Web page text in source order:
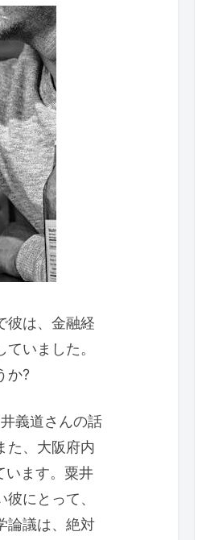
彼は、金融経
いました。
か?
義道さんの話
た、大阪府内
います。粟井
にとって、
論議は、絶対